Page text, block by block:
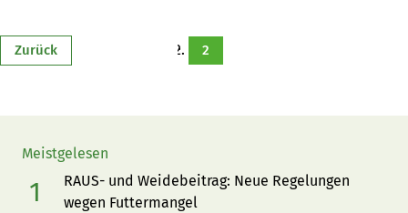
Zurück 2
Meistgelesen
RAUS- und Weidebeitrag: Neue Regelungen
wegen Futtermangel